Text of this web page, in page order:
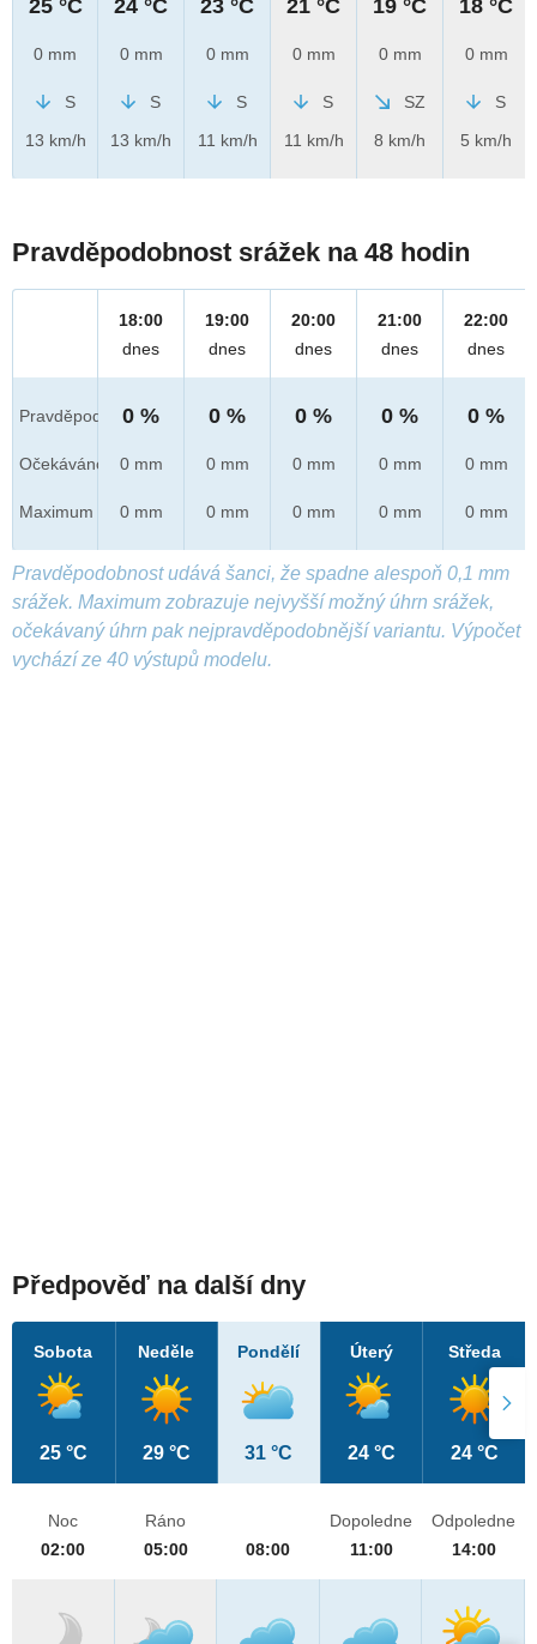
25 °C
0 mm
S
13 km/h
24 °C
0 mm
S
13 km/h
23 °C
0 mm
S
11 km/h
21 °C
0 mm
S
11 km/h
19 °C
0 mm
SZ
8 km/h
18 °C
0 mm
S
5 km/h
Pravděpodobnost srážek na 48 hodin
Pravděpod.
Očekáváno
Maximum
18:00
dnes
0 %
0 mm
0 mm
19:00
dnes
0 %
0 mm
0 mm
20:00
dnes
0 %
0 mm
0 mm
21:00
dnes
0 %
0 mm
0 mm
22:00
dnes
0 %
0 mm
0 mm
Pravděpodobnost udává šanci, že spadne alespoň 0,1 mm
srážek. Maximum zobrazuje nejvyšší možný úhrn srážek,
očekávaný úhrn pak nejpravděpodobnější variantu. Výpočet
vychází ze 40 výstupů modelu.
Předpověď na další dny
Sobota
25 °C
Neděle
29 °C
Pondělí
31 °C
Úterý
24 °C
Středa
24 °C
Noc
02:00
Ráno
05:00
08:00
Dopoledne
11:00
Odpoledne
14:00